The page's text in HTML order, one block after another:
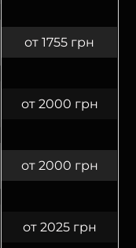
от 1755 грн
от 2000 грн
от 2000 грн
от 2025 грн